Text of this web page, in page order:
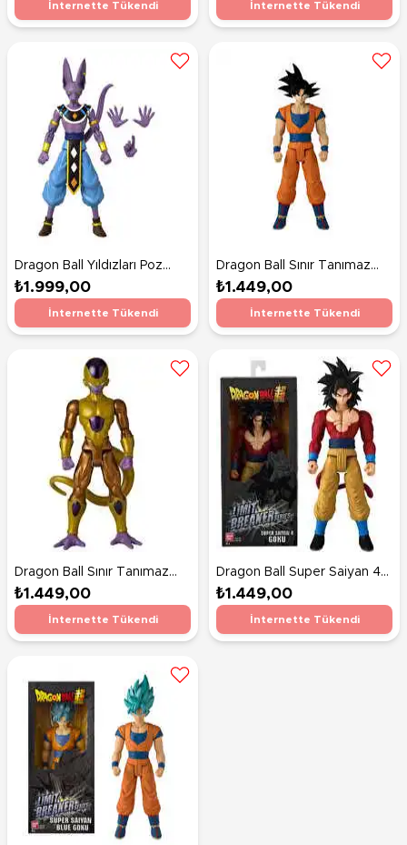
İnternette Tükendi İnternette Tükendi
Dragon Ball Yıldızları Poz
Verilebilir Fi̇gürleri̇ 16 Cm
Beerus
₺1.999,00
İnternette Tükendi
Dragon Ball Sınır Tanımaz
Serisi 30 Cm Figürleri Goku
₺1.449,00
İnternette Tükendi
Dragon Ball Sınır Tanımaz
Serisi 30 Cm Figürleri
Golden Frieza
₺1.449,00
İnternette Tükendi
Dragon Ball Super Saiyan 4
Goku Figür 30 Cm
₺1.449,00
İnternette Tükendi